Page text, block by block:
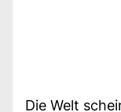
Die Welt